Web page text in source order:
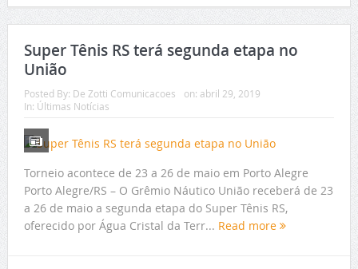
Super Tênis RS terá segunda etapa no
União
Posted By: De Zotti Comunicacoes on: abril 29, 2019
In: Últimas Notícias
Torneio acontece de 23 a 26 de maio em Porto Alegre
Porto Alegre/RS – O Grêmio Náutico União receberá de 23
a 26 de maio a segunda etapa do Super Tênis RS,
oferecido por Água Cristal da Terr... Read more